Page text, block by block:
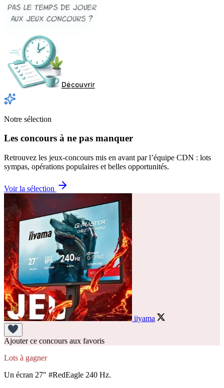
Notre sélection
Les concours à ne pas manquer
Retrouvez les jeux-concours mis en avant par l’équipe CDN : lots
sympas, opérations populaires et belles opportunités.
Voir la sélection
iiyama
Ajouter ce concours aux favoris
Lots à gagner
Un écran 27" #RedEagle 240 Hz.